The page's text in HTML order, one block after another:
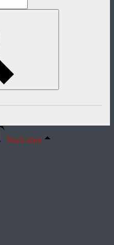
Nach oben